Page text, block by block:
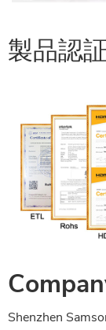
製品認
Shenzhen